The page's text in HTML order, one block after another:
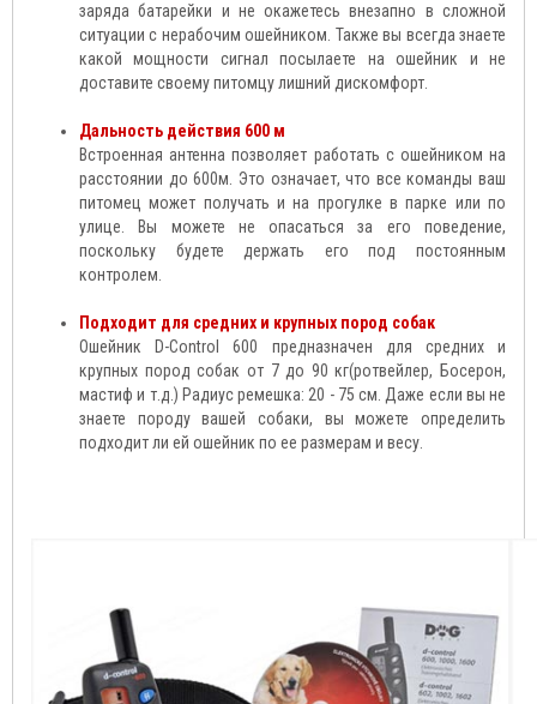
заряда батарейки и не окажетесь внезапно в сложной
ситуации с нерабочим ошейником. Также вы всегда знаете
какой мощности сигнал посылаете на ошейник и не
доставите своему питомцу лишний дискомфорт.
Дальность действия 600 м
Встроенная антенна позволяет работать с ошейником на
расстоянии до 600м. Это означает, что все команды ваш
питомец может получать и на прогулке в парке или по
улице. Вы можете не опасаться за его поведение,
поскольку будете держать его под постоянным
контролем.
Подходит для средних и крупных пород собак
Ошейник D-Control 600 предназначен для средних и
крупных пород собак от 7 до 90 кг(ротвейлер, Босерон,
мастиф и т.д.) Радиус ремешка: 20 - 75 см. Даже если вы не
знаете породу вашей собаки, вы можете определить
подходит ли ей ошейник по ее размерам и весу.